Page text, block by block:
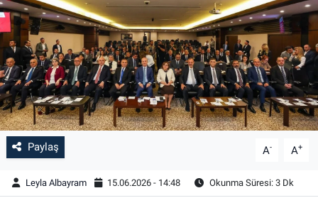
Paylaş A- A+
Leyla Albayram 15.06.2026 - 14:48 Okunma Süresi: 3 Dk